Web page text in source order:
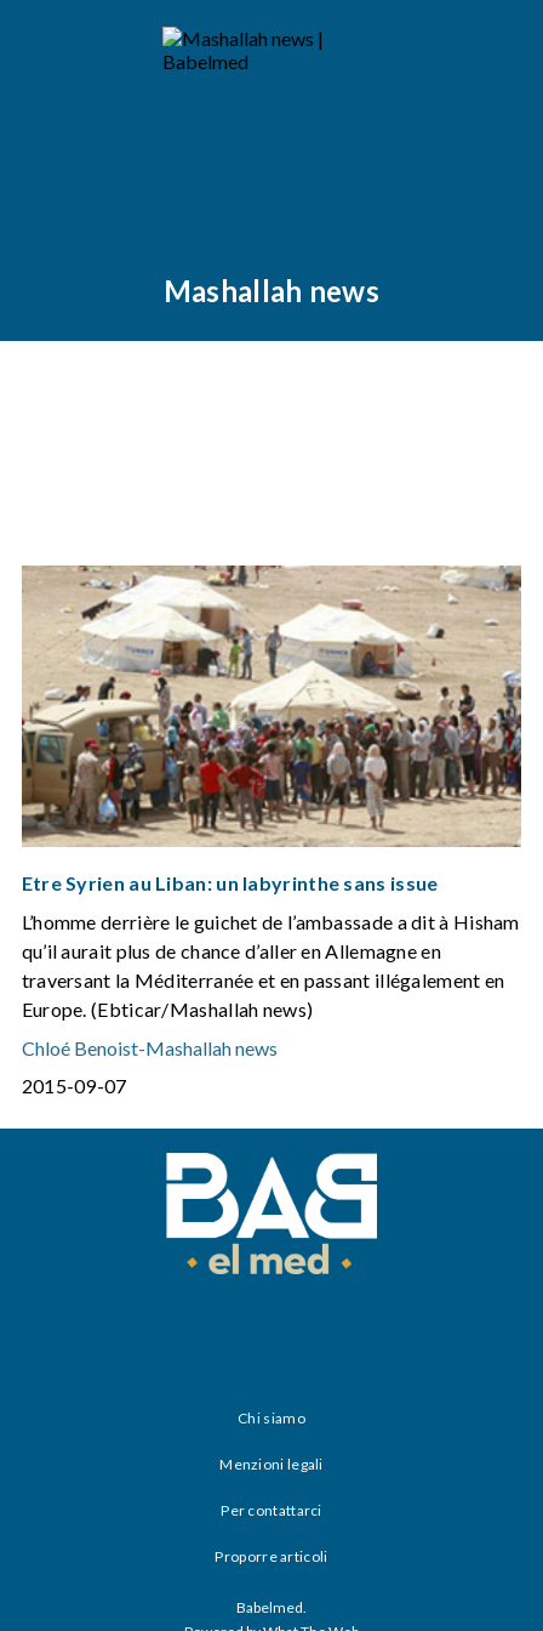
Mashallah news
Etre Syrien au Liban: un labyrinthe sans issue
L’homme derrière le guichet de l’ambassade a dit à Hisham
qu’il aurait plus de chance d’aller en Allemagne en
traversant la Méditerranée et en passant illégalement en
Europe. (Ebticar/Mashallah news)
Chloé Benoist-Mashallah news
2015-09-07
Chi siamo
Menzioni legali
Per contattarci
Proporre articoli
Babelmed.